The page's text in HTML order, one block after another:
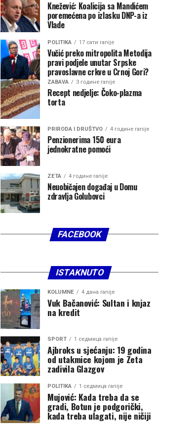
Knežević: Koalicija sa Mandićem
poremećena po izlasku DNP-a iz
Vlade
POLITIKA 17 сати ranije
Vučić preko mitropolita Metodija
pravi podjele unutar Srpske
pravoslavne crkve u Crnoj Gori?
ZABAVA 3 године ranije
Recept nedjelje: Čoko-plazma
torta
PRIRODA I DRUŠTVO 4 године ranije
Penzionerima 150 eura
jednokratne pomoći
ZETA 4 године ranije
Neuobičajen događaj u Domu
zdravlja Golubovci
FACEBOOK
ISTAKNUTO
KOLUMNE 4 дана ranije
Vuk Bačanović: Sultan i knjaz
na kredit
SPORT 1 седмица ranije
Ajbroks u sjećanju: 19 godina
od utakmice kojom je Zeta
zadivila Glazgov
POLITIKA 1 седмица ranije
Mujović: Kada treba da se
gradi, Botun je podgorički,
kada treba ulagati, nije ničiji